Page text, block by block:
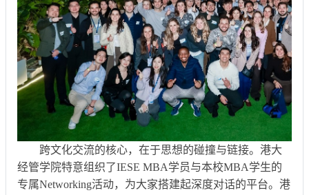
跨文化交流的核心，在于思想的碰撞与链接。港大
经管学院特意组织了IESE MBA学员与本校MBA学生的
专属Networking活动，为大家搭建起深度对话的平台。港